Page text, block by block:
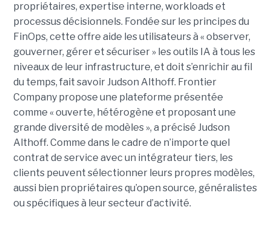
propriétaires, expertise interne, workloads et
processus décisionnels. Fondée sur les principes du
FinOps, cette offre aide les utilisateurs à « observer,
gouverner, gérer et sécuriser » les outils IA à tous les
niveaux de leur infrastructure, et doit s’enrichir au fil
du temps, fait savoir Judson Althoff. Frontier
Company propose une plateforme présentée
comme « ouverte, hétérogène et proposant une
grande diversité de modèles », a précisé Judson
Althoff. Comme dans le cadre de n’importe quel
contrat de service avec un intégrateur tiers, les
clients peuvent sélectionner leurs propres modèles,
aussi bien propriétaires qu’open source, généralistes
ou spécifiques à leur secteur d’activité.